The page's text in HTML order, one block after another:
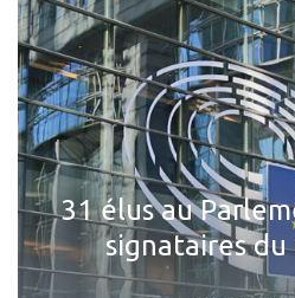
31 élus au
signataires